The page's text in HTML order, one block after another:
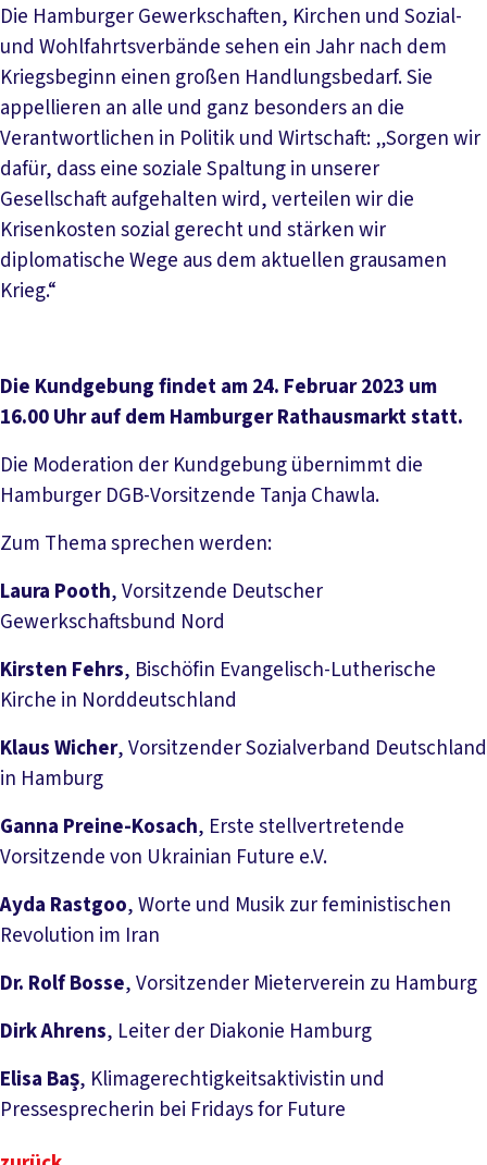
Die Hamburger Gewerkschaften, Kirchen und Sozial-
und Wohlfahrtsverbände sehen ein Jahr nach dem
Kriegsbeginn einen großen Handlungsbedarf. Sie
appellieren an alle und ganz besonders an die
Verantwortlichen in Politik und Wirtschaft: „Sorgen wir
dafür, dass eine soziale Spaltung in unserer
Gesellschaft aufgehalten wird, verteilen wir die
Krisenkosten sozial gerecht und stärken wir
diplomatische Wege aus dem aktuellen grausamen
Krieg.“
Die Kundgebung findet am 24. Februar 2023 um
16.00 Uhr auf dem Hamburger Rathausmarkt statt.
Die Moderation der Kundgebung übernimmt die
Hamburger DGB-Vorsitzende Tanja Chawla.
Zum Thema sprechen werden:
Laura Pooth, Vorsitzende Deutscher
Gewerkschaftsbund Nord
Kirsten Fehrs, Bischöfin Evangelisch-Lutherische
Kirche in Norddeutschland
Klaus Wicher, Vorsitzender Sozialverband Deutschland
in Hamburg
Ganna Preine-Kosach, Erste stellvertretende
Vorsitzende von Ukrainian Future e.V.
Ayda Rastgoo, Worte und Musik zur feministischen
Revolution im Iran
Dr. Rolf Bosse, Vorsitzender Mieterverein zu Hamburg
Dirk Ahrens, Leiter der Diakonie Hamburg
Elisa Baş, Klimagerechtigkeitsaktivistin und
Pressesprecherin bei Fridays for Future